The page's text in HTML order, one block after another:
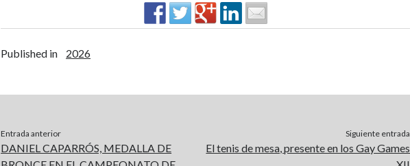
Published in 2026
Entrada anterior
DANIEL CAPARRÓS, MEDALLA DE
Siguiente entrada
El tenis de mesa, presente en los Gay Games